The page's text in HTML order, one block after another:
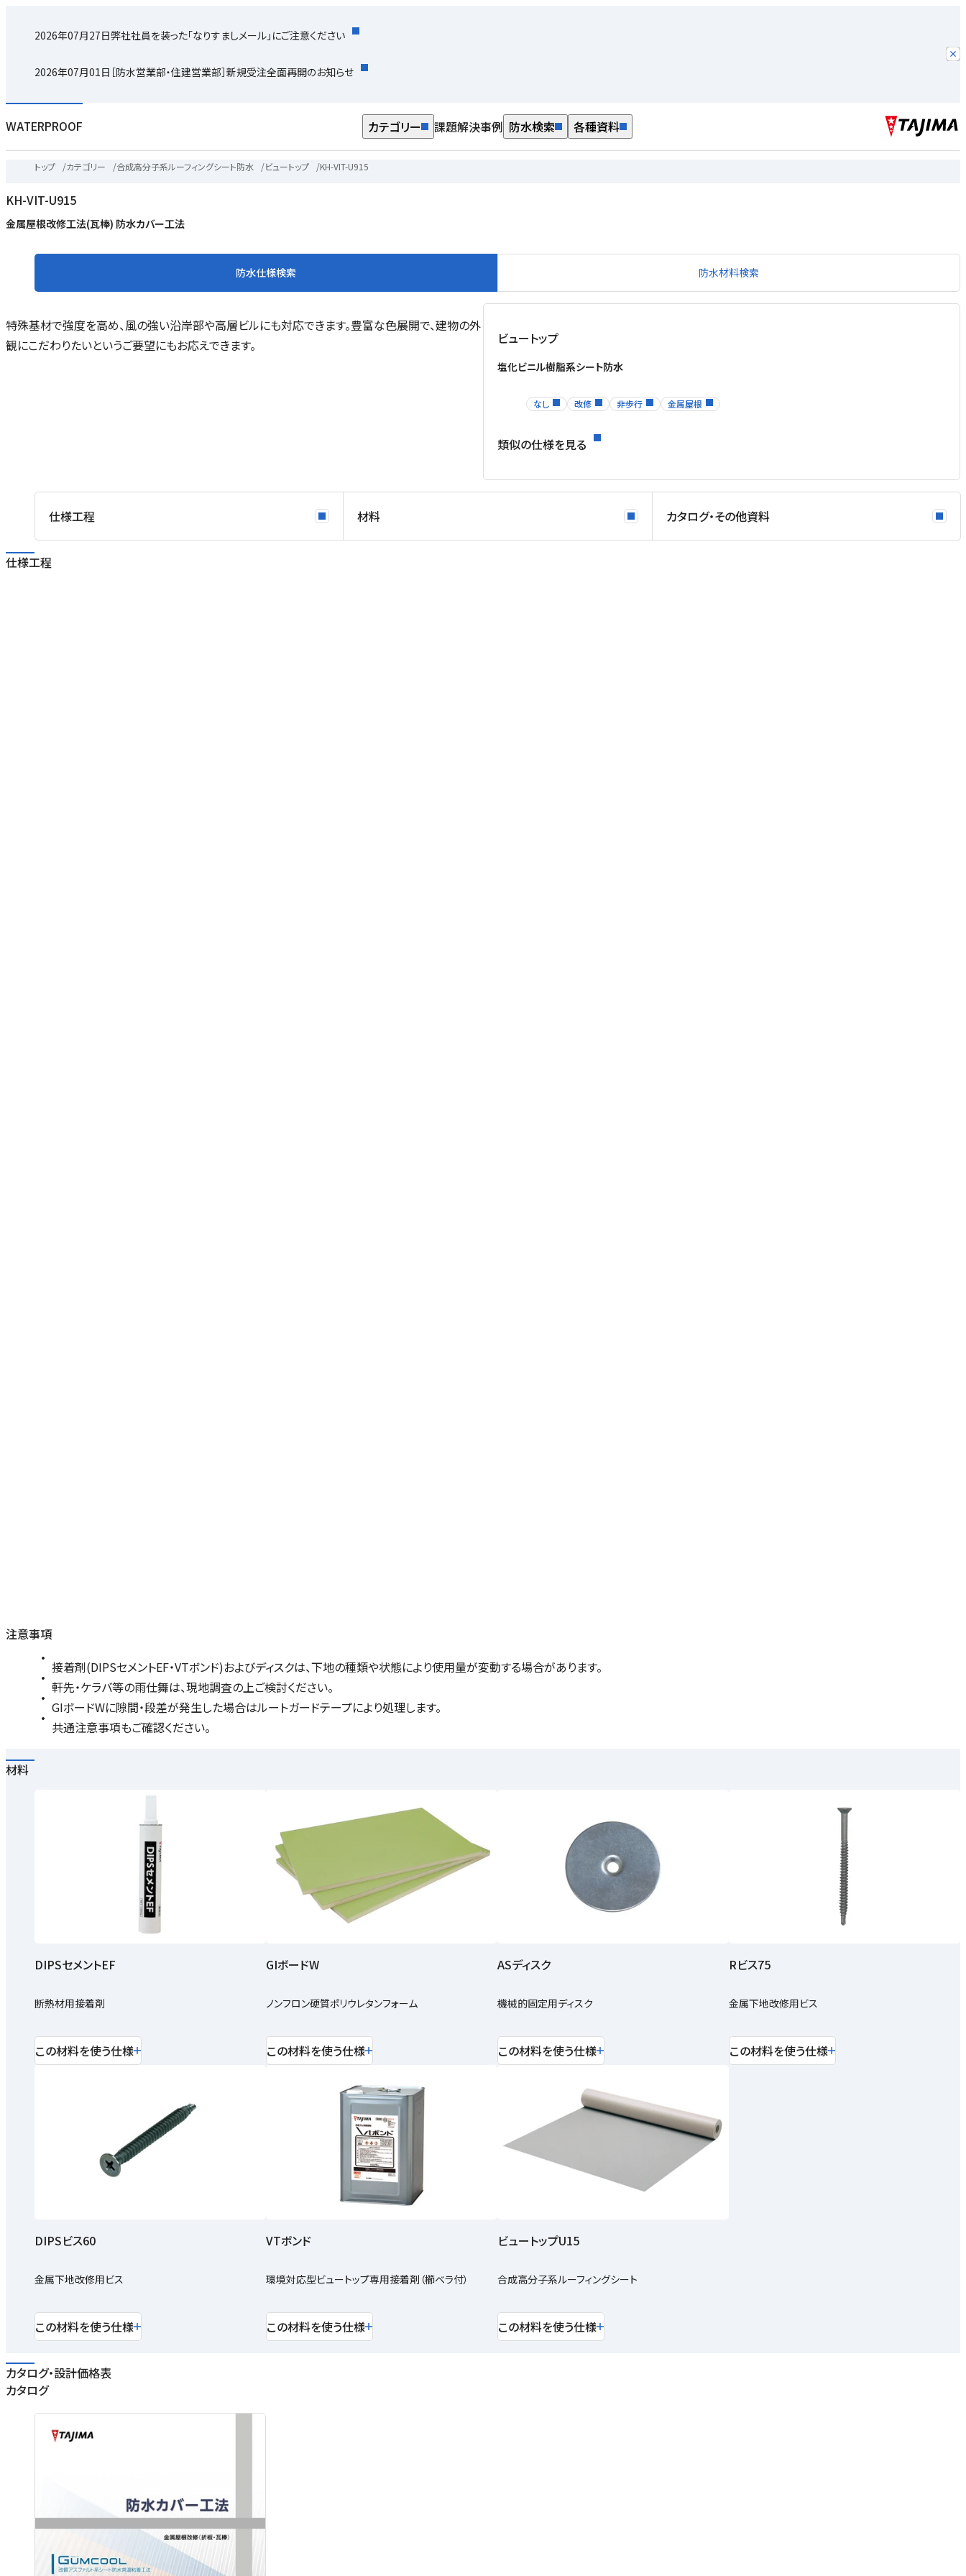
2026年07月27日弊社社員を装った「なりすましメール」にご注意ください
2026年07月01日 ［防水営業部・住建営業部］新規受注全面再開のお知らせ
WATERPROOF カテゴリー 課題解決事例 防水検索 各種資料
トップ /カテゴリー /合成高分子系ルーフィングシート防水 /ビュートップ /KH-VIT-U915
KH-VIT-U915
金属屋根改修工法(瓦棒) 防水カバー工法
防水仕様検索 防水材料検索
特殊基材で強度を高め、風の強い沿岸部や高層ビルにも対応できます。豊富な色展開で、建物の外
観にこだわりたいというご要望にもお応えできます。
ビュートップ
塩化ビニル樹脂系シート防水
なし 改修 非歩行 金属屋根
類似の仕様を見る
仕様工程 材料 カタログ・その他資料
仕様工程
注意事項
接着剤(DIPSセメントEF・VTボンド)およびディスクは、下地の種類や状態により使用量が変動する場合があります。
軒先・ケラバ等の雨仕舞は、現地調査の上ご検討ください。
GIボードWに隙間・段差が発生した場合はルートガードテープにより処理します。
共通注意事項もご確認ください。
材料
DIPSセメントEF
断熱材用接着剤
この材料を使う仕様
GIボードW
ノンフロン硬質ポリウレタンフォーム
この材料を使う仕様
ASディスク
機械的固定用ディスク
この材料を使う仕様
Rビス75
金属下地改修用ビス
この材料を使う仕様
DIPSビス60
金属下地改修用ビス
この材料を使う仕様
VTボンド
環境対応型ビュートップ専用接着剤（櫛ベラ付）
この材料を使う仕様
ビュートップU15
合成高分子系ルーフィングシート
この材料を使う仕様
カタログ・設計価格表
カタログ